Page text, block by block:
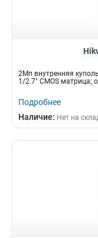
2Мп внутренняя
1/2.7" CMOS матрица;
Подробнее
Наличие: Нет на